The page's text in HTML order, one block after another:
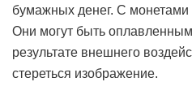
бумажных денег. С монетами
Они могут быть
результате внешнего
стереться изображение.